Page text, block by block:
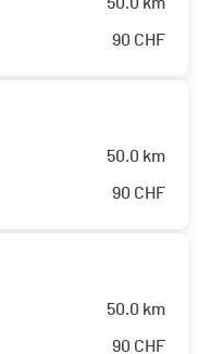
50.0 km
90 CHF
50.0 km
90 CHF
50.0 km
90 CHF